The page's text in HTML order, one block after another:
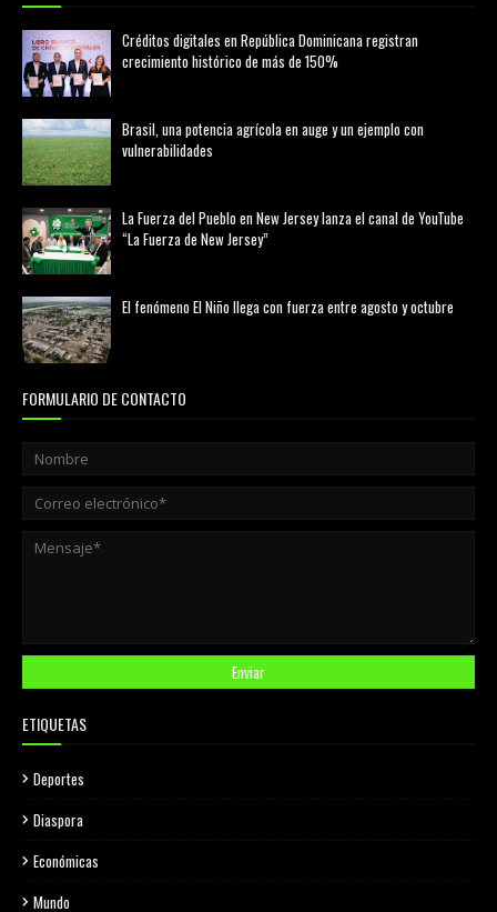
Créditos digitales en República Dominicana registran
crecimiento histórico de más de 150%
Brasil, una potencia agrícola en auge y un ejemplo con
vulnerabilidades
La Fuerza del Pueblo en New Jersey lanza el canal de YouTube
“La Fuerza de New Jersey”
El fenómeno El Niño llega con fuerza entre agosto y octubre
FORMULARIO DE CONTACTO
ETIQUETAS
Deportes
Diaspora
Económicas
Mundo